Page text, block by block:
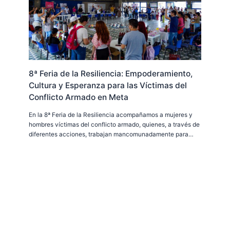
8ª Feria de la Resiliencia: Empoderamiento,
Cultura y Esperanza para las Víctimas del
Conflicto Armado en Meta
En la 8ª Feria de la Resiliencia acompañamos a mujeres y
hombres víctimas del conflicto armado, quienes, a través de
diferentes acciones, trabajan mancomunadamente para…